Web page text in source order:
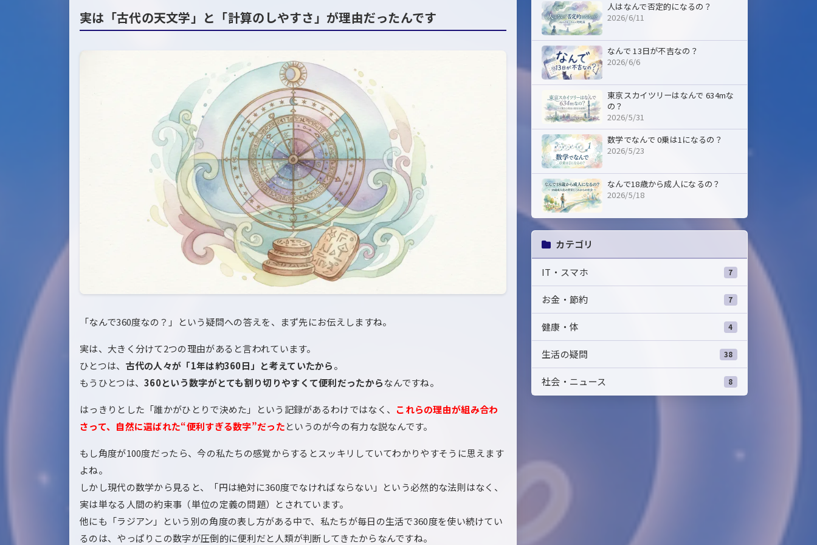
実は「古代の天文学」と「計算のしやすさ」が理由だったんです
「なんで360度なの？」という疑問への答えを、まず先にお伝えしますね。
実は、大きく分けて2つの理由があると言われています。
ひとつは、 古代の人々が「1年は約360日」と考えていたから。
もうひとつは、360という数字がとても割り切りやすくて便利だったからなんですね。
はっきりとした「誰かがひとりで決めた」という記録があるわけではなく、 これらの理由が組み合わ
さって、自然に選ばれた“便利すぎる数字”だったというのが今の有力な説なんです。
もし角度が100度だったら、今の私たちの感覚からするとスッキリしていてわかりやすそうに思えます
よね。
しかし現代の数学から見ると、「円は絶対に360度でなければならない」という必然的な法則はなく、
実は単なる人間の約束事（単位の定義の問題）とされています。
他にも「ラジアン」という別の角度の表し方がある中で、私たちが毎日の生活で360度を使い続けてい
るのは、やっぱりこの数字が圧倒的に便利だと人類が判断してきたからなんですね。
人はなんで否定的になるの？
2026/6/11
なんで 13日が不吉なの？
2026/6/6
東京スカイツリーはなんで 634mな
の？
2026/5/31
数学でなんで 0乗は1になるの？
2026/5/23
なんで18歳から成人になるの？
2026/5/18
カテゴリ
IT・スマホ 7
お金・節約 7
健康・体 4
生活の疑問 38
社会・ニュース 8